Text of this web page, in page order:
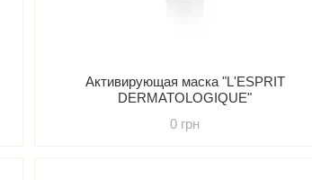
Активирующая маска "L'ESPRIT
DERMATOLOGIQUE"
0 грн